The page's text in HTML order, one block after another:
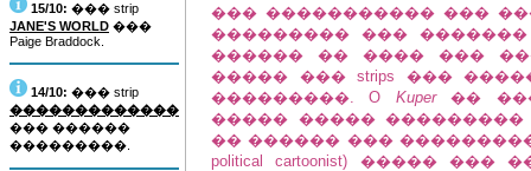
15/10: ��� strip
JANE'S WORLD ���
Paige Braddock.
14/10: ��� strip
�������������
��� ������
���������.
��� ����������� ���
��������� ���
������ �� ���� ���
����� ��� strips ���
���������. O Kuper��
����� �����
�� ������ ���
political cartoonist) �����